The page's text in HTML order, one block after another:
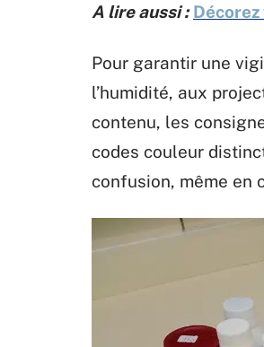
A lire aussi :
Pour garantir une
l’humidité, aux
contenu, les
codes couleur
confusion, même en